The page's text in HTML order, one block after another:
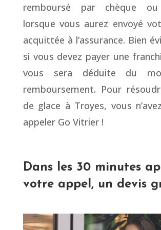
remboursé par chèque
lorsque vous aurez envoyé
acquittée à l’assurance. Bien
si vous devez payer une
vous sera déduite du
remboursement. Pour
de glace à Troyes, vous
appeler Go Vitrier !
Dans les 30 minutes
votre appel, un devis